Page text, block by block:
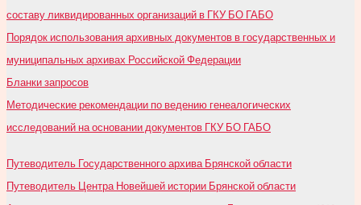
составу ликвидированных организаций в ГКУ БО ГАБО
Порядок использования архивных документов в государственных и
муниципальных архивах Российской Федерации
Бланки запросов
Методические рекомендации по ведению генеалогических
исследований на основании документов ГКУ БО ГАБО
Путеводитель Государственного архива Брянской области
Путеводитель Центра Новейшей истории Брянской области